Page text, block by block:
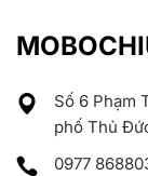
Số 6 Phạm
phố Thủ
0977